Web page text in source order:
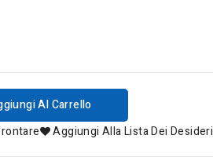
Al Carrello
Aggiungi Alla Lista Dei Desideri